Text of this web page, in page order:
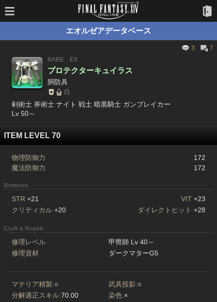
エオルゼアデータベース
3
7
RARE
EX
プロテクターキュイラス
胴防具
剣術士 斧術士 ナイト 戦士 暗黒騎士 ガンブレイカー
Lv 50～
ITEM LEVEL 70
物理防御力
172
魔法防御力
172
Bonuses
STR +21 VIT +23
クリティカル +20 ダイレクトヒット +28
Craft & Repair
修理レベル
甲冑師 Lv 40～
修理資材
ダークマターG5
マテリア精製:○ 武具投影:○
分解適正スキル:70.00 染色:×